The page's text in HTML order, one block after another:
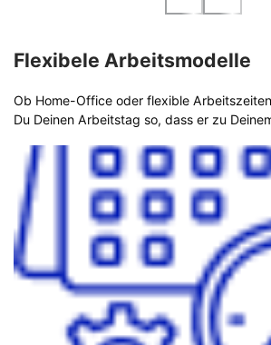
Flexibele Arbeitsmodelle
Ob Home-Office oder flexible
Du Deinen Arbeitstag so, dass er zu